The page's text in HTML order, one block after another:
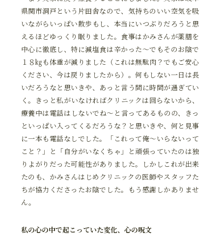
県関市洞戸という片田舎なので、気持ちのいい空気を吸
いながらいっぱい散歩もし、本当にいつぶりだろうと思
えるほどゆっくり眠りました。食事はかみさんが薬膳を
中心に徹底し、特に減塩食は辛かった～でもそのお陰で
１８㎏も体重が減りました（これは無駄肉？でもご安心
ください、今は戻りましたから）。何もしない一日は長
いだろうなと思いきや、あっと言う間に時間が過ぎてい
く。きっと私がいなければクリニックは回らないから、
療養中は電話はしないでね～と言ってあるものの、きっ
といっぱい入ってくるだろうな？と思いきや、何と見事
に一本も電話なしでした。「これって俺～いらないって
こと？」と「自分がいなくちゃ」と頑張っていたのは独
りよがりだった可能性がありました。しかしこれが出来
たのも、かみさんはじめクリニックの医師やスタッフた
ちが協力くださったお陰でした。もう感謝しかありませ
ん。
私の心の中で起こっていた変化、心の呪文